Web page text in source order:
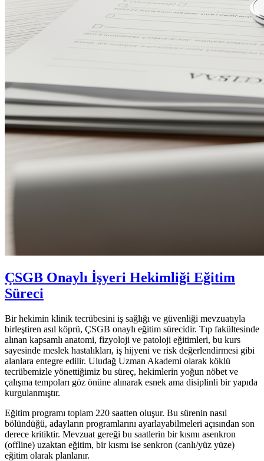
ÇSGB Onaylı İşyeri Hekimliği Eğitim
Süreci
Bir hekimin klinik tecrübesini iş sağlığı ve güvenliği mevzuatıyla
birleştiren asıl köprü, ÇSGB onaylı eğitim sürecidir. Tıp fakültesinde
alınan kapsamlı anatomi, fizyoloji ve patoloji eğitimleri, bu kurs
sayesinde meslek hastalıkları, iş hijyeni ve risk değerlendirmesi gibi
alanlara entegre edilir. Uludağ Uzman Akademi olarak köklü
tecrübemizle yönettiğimiz bu süreç, hekimlerin yoğun nöbet ve
çalışma tempoları göz önüne alınarak esnek ama disiplinli bir yapıda
kurgulanmıştır.
Eğitim programı toplam 220 saatten oluşur. Bu sürenin nasıl
bölündüğü, adayların programlarını ayarlayabilmeleri açısından son
derece kritiktir. Mevzuat gereği bu saatlerin bir kısmı asenkron
(offline) uzaktan eğitim, bir kısmı ise senkron (canlı/yüz yüze)
eğitim olarak planlanır.